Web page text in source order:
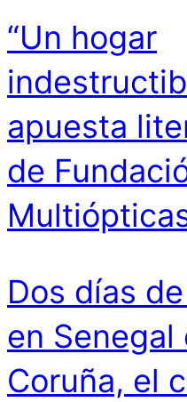
“Un hogar
apuesta
de
Dos días
en Senegal
Coruña, el